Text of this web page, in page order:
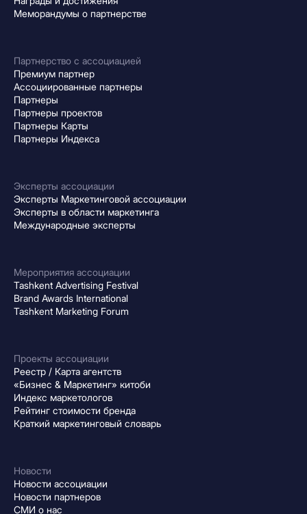
Меморандумы о партнерстве
Партнерство с ассоциацией
Премиум партнер
Ассоциированные партнеры
Партнеры
Партнеры проектов
Партнеры Карты
Партнеры Индекса
Эксперты ассоциации
Эксперты Маркетинговой ассоциации
Эксперты в области маркетинга
Международные эксперты
Мероприятия ассоциации
Tashkent Advertising Festival
Brand Awards International
Tashkent Marketing Forum
Проекты ассоциации
Реестр / Карта агентств
«Бизнес & Маркетинг» китоби
Индекс маркетологов
Рейтинг стоимости бренда
Краткий маркетинговый словарь
Новости
Новости ассоциации
Новости партнеров
СМИ о нас